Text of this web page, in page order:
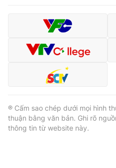
® Cấm sao chép dưới mọi hình
thuận bằng văn bản. Ghi rõ
thông tin từ website này.